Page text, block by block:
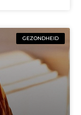
GEZONDHEID